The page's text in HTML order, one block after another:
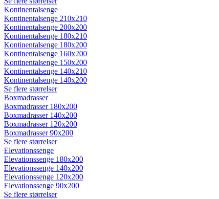
Kontinentalsenge
Kontinentalsenge 210x210
Kontinentalsenge 200x200
Kontinentalsenge 180x210
Kontinentalsenge 180x200
Kontinentalsenge 160x200
Kontinentalsenge 150x200
Kontinentalsenge 140x210
Kontinentalsenge 140x200
Se flere størrelser
Boxmadrasser
Boxmadrasser 180x200
Boxmadrasser 140x200
Boxmadrasser 120x200
Boxmadrasser 90x200
Se flere størrelser
Elevationssenge
Elevationssenge 180x200
Elevationssenge 140x200
Elevationssenge 120x200
Elevationssenge 90x200
Se flere størrelser